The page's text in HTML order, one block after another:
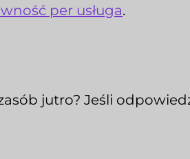
per usługa.
jutro? Jeśli